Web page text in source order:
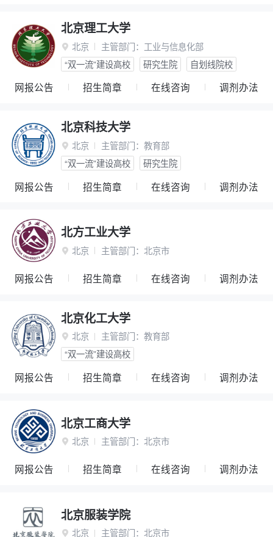
北京理工大学
 北京 主管部门： 工业与信息化部
“双一流”建设高校
研究生院 自划线院校
网报公告 招生简章 在线咨询 调剂办法
北京科技大学
 北京 主管部门： 教育部
“双一流”建设高校
研究生院
网报公告 招生简章 在线咨询 调剂办法
北方工业大学
 北京 主管部门： 北京市
网报公告 招生简章 在线咨询 调剂办法
北京化工大学
 北京 主管部门： 教育部
“双一流”建设高校
网报公告 招生简章 在线咨询 调剂办法
北京工商大学
 北京 主管部门： 北京市
网报公告 招生简章 在线咨询 调剂办法
北京服装学院
 北京 主管部门： 北京市